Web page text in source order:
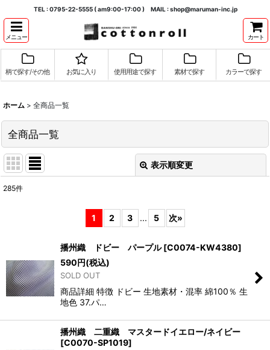
TEL : 0795-22-5555 ( am9:00-17:00 ) MAIL : shop@maruman-inc.jp
メニュー カート
柄で探す/その他 お気に入り 使用用途で探す 素材で探す カラーで探す
ホーム > 全商品一覧
全商品一覧
表示順変更
285件
1 2 3 ... 5 次»
播州織 ドビー パープル [C0074-KW4380]
590円(税込)
SOLD OUT
商品詳細 特徴 ドビー 生地素材・混率 綿100％ 生
地色 37.パ…
播州織 二重織 マスタードイエロー/ネイビー
[C0070-SP1019]